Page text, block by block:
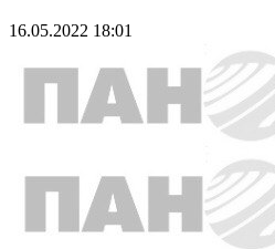
16.05.2022 18:01